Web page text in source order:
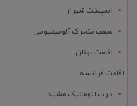
ایمپلنت شیراز
سقف متحرک آلومینیومی
اقامت یونان
اقامت فرانسه
درب اتوماتیک مشهد